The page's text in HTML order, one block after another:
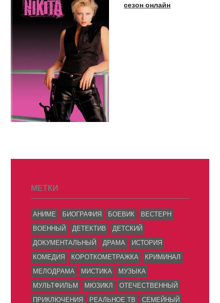
сезон онлайн
МЕТКИ
АНИМЕ БИОГРАФИЯ БОЕВИК
ВЕСТЕРН
ВОЕННЫЙ
ДЕТЕКТИВ
ДЕТСКИЙ
ДОКУМЕНТАЛЬНЫЙ
ДРАМА
ИСТОРИЯ
КОМЕДИЯ
КОРОТКОМЕТРАЖКА
КРИМИНАЛ
МЕЛОДРАМА
МИСТИКА
МУЗЫКА
МУЛЬТФИЛЬМ
МЮЗИКЛ
ОТЕЧЕСТВЕННЫЙ
ПРИКЛЮЧЕНИЯ
РЕАЛЬНОЕ ТВ СЕМЕЙНЫЙ